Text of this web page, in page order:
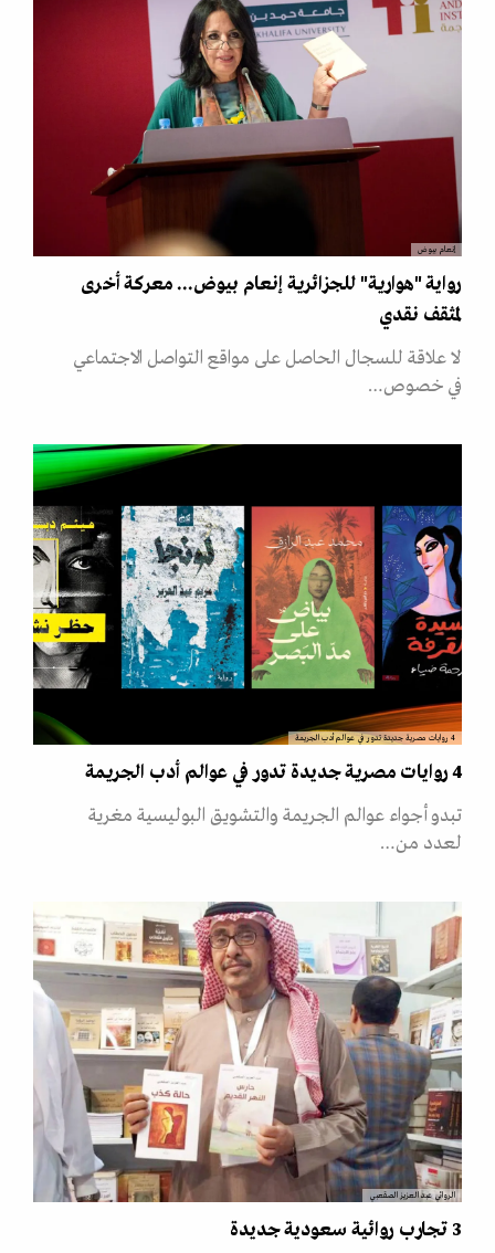
إنعام بيوض
رواية "هوارية" للجزائرية إنعام بيوض... معركة أخرى
لمثقف نقدي
لا علاقة للسجال الحاصل على مواقع التواصل الاجتماعي
في خصوص…
4 روايات مصرية جديدة تدور في عوالم أدب الجريمة
4 روايات مصرية جديدة تدور في عوالم أدب الجريمة
تبدو أجواء عوالم الجريمة والتشويق البوليسية مغرية
لعدد من…
الروائي عبد العزيز الصقعبي
3 تجارب روائية سعودية جديدة